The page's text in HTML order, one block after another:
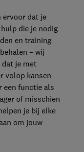
ervoor dat je
die je nodig
en training
– wij
dat je met
volop kansen
een functie als
of misschien
je bij elke
om jouw